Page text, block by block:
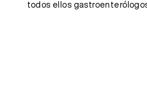
todos ellos